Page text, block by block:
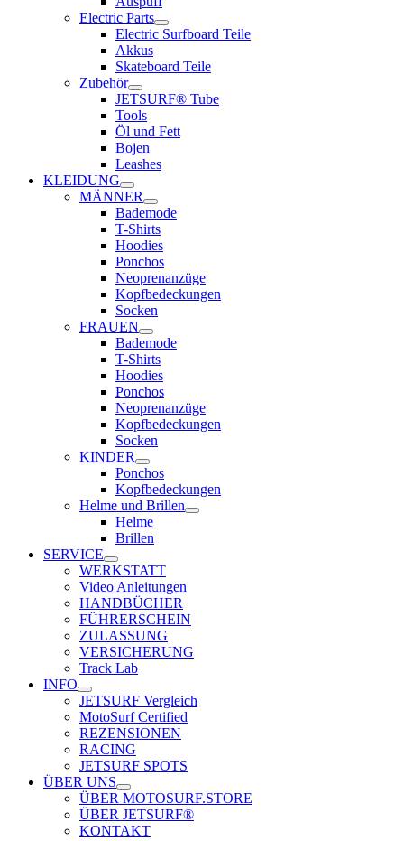
Electric Parts
Electric Surfboard Teile
Akkus
Skateboard Teile
Zubehör
JETSURF® Tube
Tools
Öl und Fett
Bojen
Leashes
KLEIDUNG
MÄNNER
Bademode
T-Shirts
Hoodies
Ponchos
Neoprenanzüge
Kopfbedeckungen
Socken
FRAUEN
Bademode
T-Shirts
Hoodies
Ponchos
Neoprenanzüge
Kopfbedeckungen
Socken
KINDER
Ponchos
Kopfbedeckungen
Helme und Brillen
Helme
Brillen
SERVICE
WERKSTATT
Video Anleitungen
HANDBÜCHER
FÜHRERSCHEIN
ZULASSUNG
VERSICHERUNG
Track Lab
INFO
JETSURF Vergleich
MotoSurf Certified
REZENSIONEN
RACING
JETSURF SPOTS
ÜBER UNS
ÜBER MOTOSURF.STORE
ÜBER JETSURF®
KONTAKT